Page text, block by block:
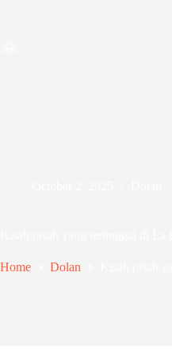
Home Dolan